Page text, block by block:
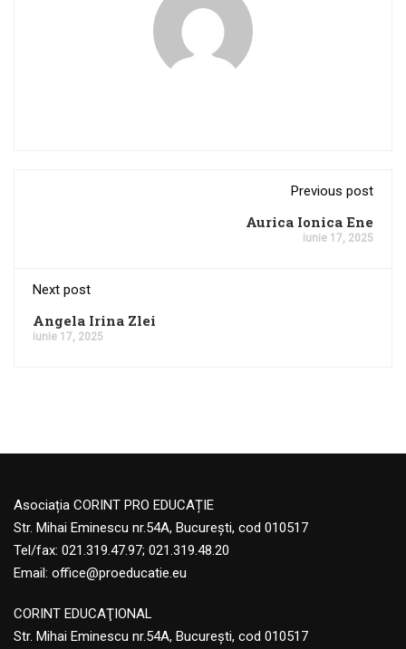
Previous post
Aurica Ionica Ene
iunie 17, 2025
Next post
Angela Irina Zlei
iunie 17, 2025
Asociația CORINT PRO EDUCAȚIE
Str. Mihai Eminescu nr.54A, București, cod 010517
Tel/fax: 021.319.47.97; 021.319.48.20
Email: office@proeducatie.eu
CORINT EDUCAŢIONAL
Str. Mihai Eminescu nr.54A, Bucureşti, cod 010517